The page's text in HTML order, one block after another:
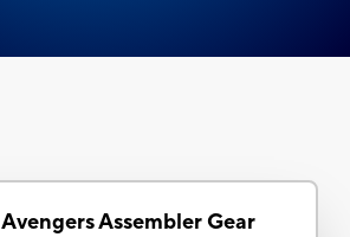
Avengers Assembler Gear